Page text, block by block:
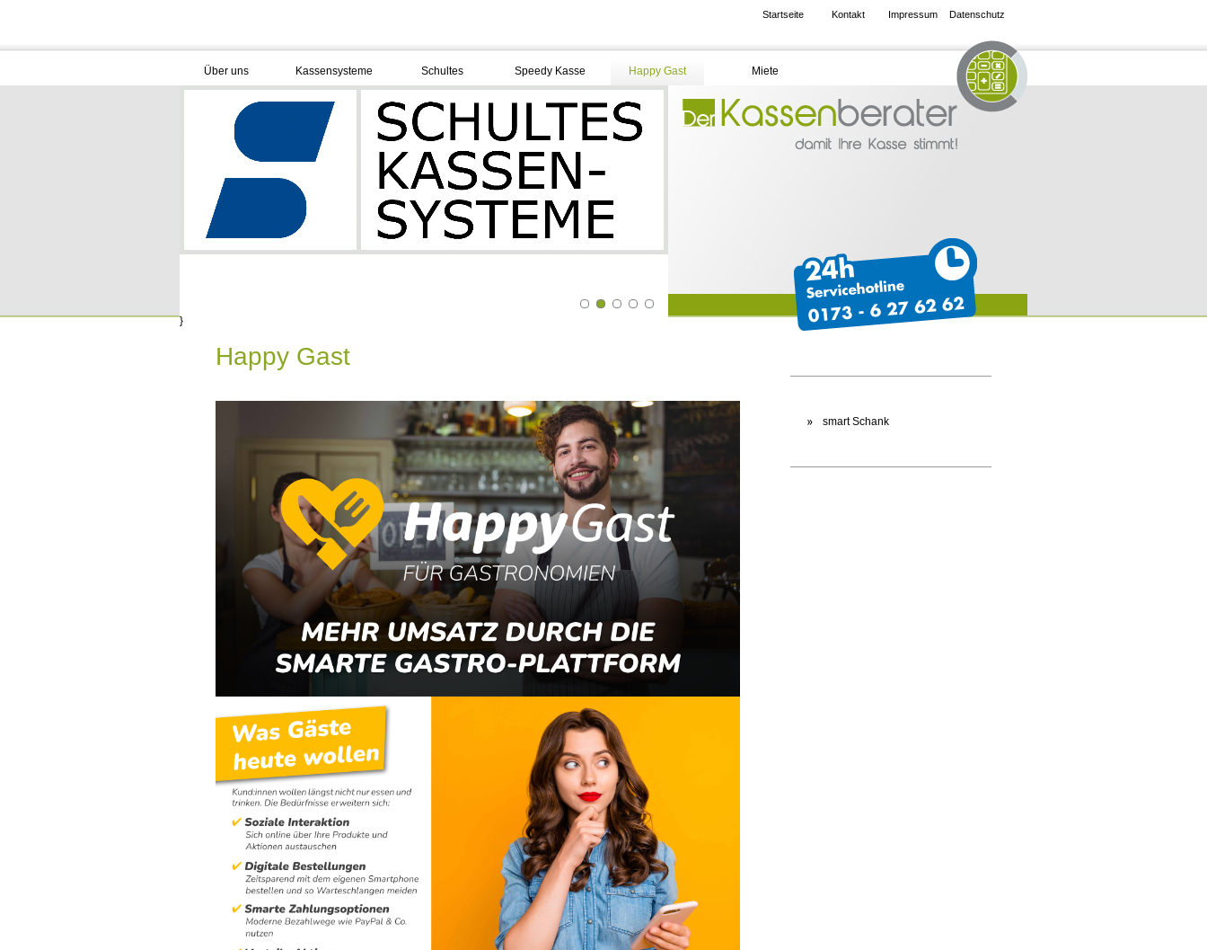
Startseite Kontakt Impressum Datenschutz
Über uns Kassensysteme Schultes Speedy Kasse Happy Gast Miete
}
Happy Gast
smart Schank